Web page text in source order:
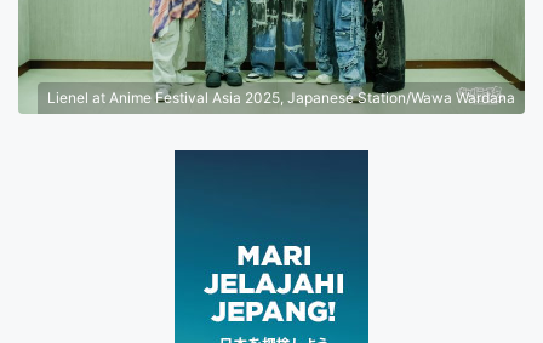
Lienel at Anime Festival Asia 2025, Japanese Station/Wawa Wardana